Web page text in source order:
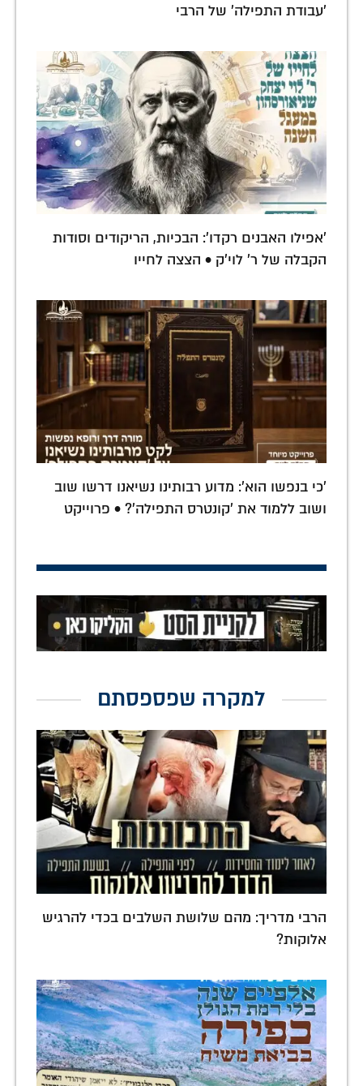
'עבודת התפילה' של הרבי
'אפילו האבנים רקדו': הבכיות, הריקודים וסודות
הקבלה של ר' לוי'ק • הצצה לחייו
'כי בנפשו הוא': מדוע רבותינו נשיאנו דרשו שוב
ושוב ללמוד את 'קונטרס התפילה'? • פרוייקט
למקרה שפספסתם
הרבי מדריך: מהם שלושת השלבים בכדי להרגיש
אלוקות?